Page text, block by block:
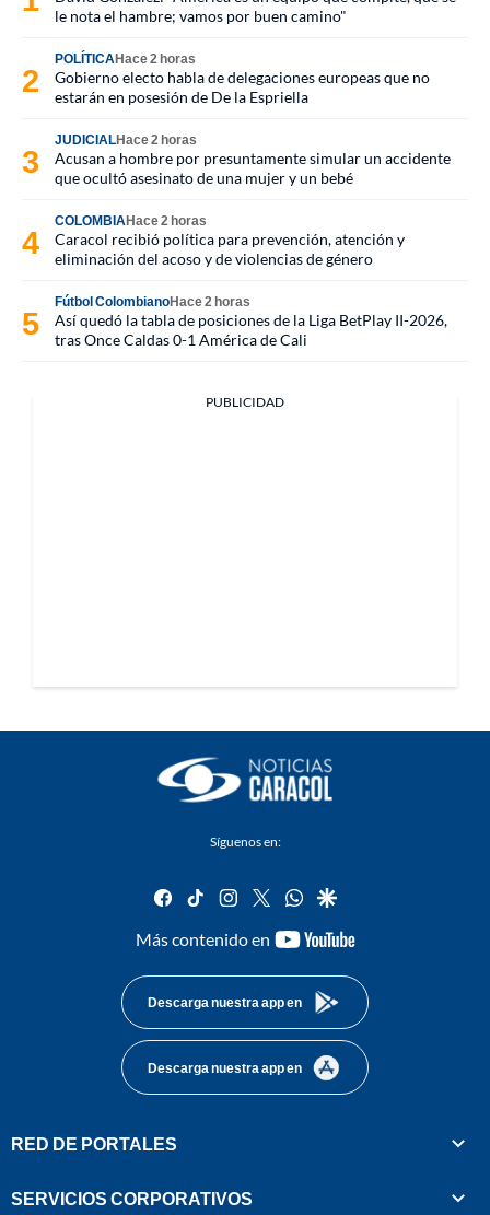
le nota el hambre; vamos por buen camino"
POLÍTICAHace 2 horas
Gobierno electo habla de delegaciones europeas que no
estarán en posesión de De la Espriella
JUDICIALHace 2 horas
Acusan a hombre por presuntamente simular un accidente
que ocultó asesinato de una mujer y un bebé
COLOMBIAHace 2 horas
Caracol recibió política para prevención, atención y
eliminación del acoso y de violencias de género
Fútbol ColombianoHace 2 horas
Así quedó la tabla de posiciones de la Liga BetPlay II-2026,
tras Once Caldas 0-1 América de Cali
PUBLICIDAD
Síguenos en:
facebook
tiktok instagram
twitterwhatsapp
google
Más contenido en
youtube-
Descarga nuestra app en
Descarga nuestra app en
RED DE PORTALES
SERVICIOS CORPORATIVOS